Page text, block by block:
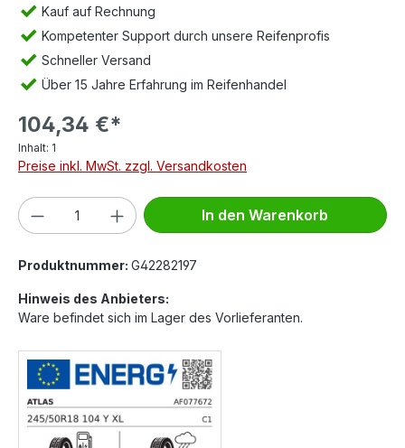
Kauf auf Rechnung
Kompetenter Support durch unsere Reifenprofis
Schneller Versand
Über 15 Jahre Erfahrung im Reifenhandel
104,34 €*
Inhalt: 1
Preise inkl. MwSt. zzgl. Versandkosten
Produkt Anzahl: Gib den gewünschten
In den Warenkorb
Produktnummer: G42282197
Hinweis des Anbieters:
Ware befindet sich im Lager des Vorlieferanten.